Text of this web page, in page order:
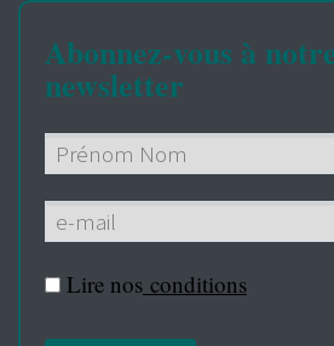
Abonnez-vous à
newsletter
Lire nos conditions